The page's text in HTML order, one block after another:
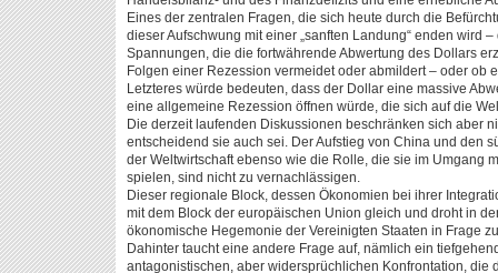
Eines der zentralen Fragen, die sich heute durch die
dieser Aufschwung mit einer „sanften Landung“ enden wird
Spannungen, die die fortwährende Abwertung des Dollars
Folgen einer Rezession vermeidet oder abmildert – oder ob
Letzteres würde bedeuten, dass der Dollar eine massive
eine allgemeine Rezession öffnen würde, die sich auf die
Die derzeit laufenden Diskussionen beschränken sich aber
entscheidend sie auch sei. Der Aufstieg von China und den
der Weltwirtschaft ebenso wie die Rolle, die sie im Umgang
spielen, sind nicht zu vernachlässigen.
Dieser regionale Block, dessen Ökonomien bei ihrer
mit dem Block der europäischen Union gleich und droht in
ökonomische Hegemonie der Vereinigten Staaten in Frage
Dahinter taucht eine andere Frage auf, nämlich ein
antagonistischen, aber widersprüchlichen Konfrontation, die